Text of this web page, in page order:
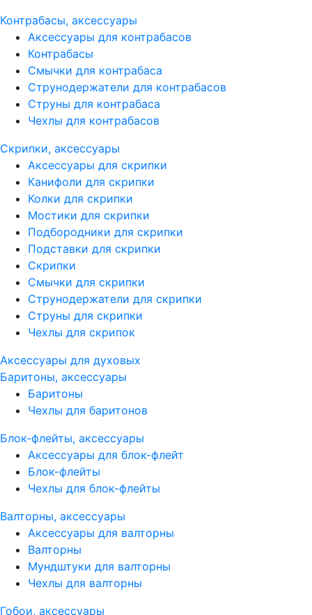
Контрабасы, аксессуары
Аксессуары для контрабасов
Контрабасы
Смычки для контрабаса
Струнодержатели для контрабасов
Струны для контрабаса
Чехлы для контрабасов
Скрипки, аксессуары
Аксессуары для скрипки
Канифоли для скрипки
Колки для скрипки
Мостики для скрипки
Подбородники для скрипки
Подставки для скрипки
Скрипки
Смычки для скрипки
Струнодержатели для скрипки
Струны для скрипки
Чехлы для скрипок
Аксессуары для духовых
Баритоны, аксессуары
Баритоны
Чехлы для баритонов
Блок-флейты, аксессуары
Аксессуары для блок-флейт
Блок-флейты
Чехлы для блок-флейты
Валторны, аксессуары
Аксессуары для валторны
Валторны
Мундштуки для валторны
Чехлы для валторны
Гобои, аксессуары